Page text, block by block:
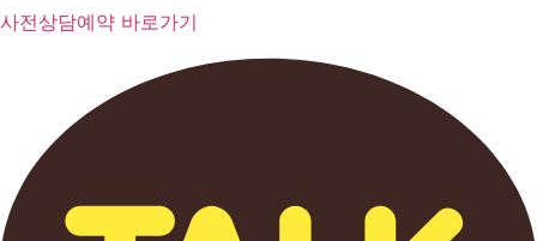
사전상담예약 바로가기